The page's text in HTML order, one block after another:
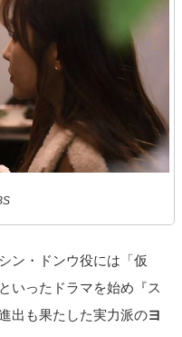
ン・ドンウ役には「仮
いったドラマを始め『ス
出も果たした実力派のヨ